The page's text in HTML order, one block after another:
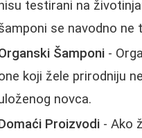
testirani na
se navodno ne
Šamponi -
koji žele prirodniju
novca.
Proizvodi - Ako